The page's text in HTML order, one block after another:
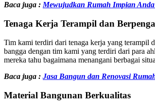
Baca juga : Mewujudkan Rumah Impian
Tenaga Kerja Terampil dan
Tim kami terdiri dari tenaga kerja yang terampil
bangga dengan tim kami yang terdiri dari para
mereka tahu bagaimana menangani berbagai
Baca juga : Jasa Bangun dan Renovasi
Material Bangunan Berkualitas